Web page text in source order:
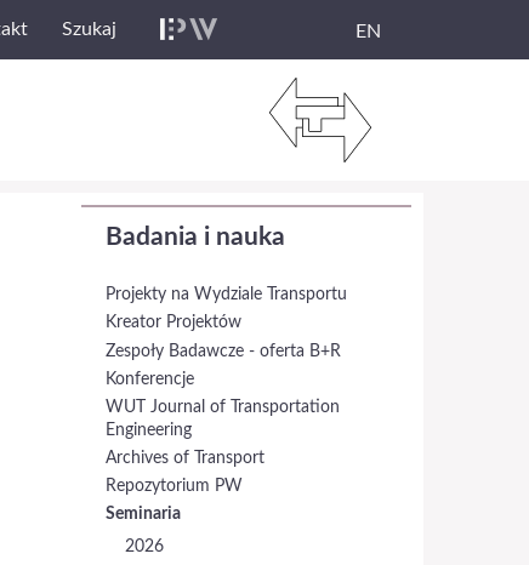
Szukaj EN
Badania i nauka
Projekty na Wydziale Transportu
Kreator Projektów
Zespoły Badawcze - oferta B+R
Konferencje
WUT Journal of Transportation
Engineering
Archives of Transport
Repozytorium PW
Seminaria
2026